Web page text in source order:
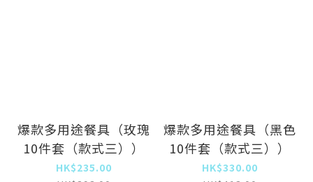
爆款多用途餐具（玫瑰
10件套（款式三））
HK$235.00
爆款多用途餐具（黑色
10件套（款式三））
HK$330.00